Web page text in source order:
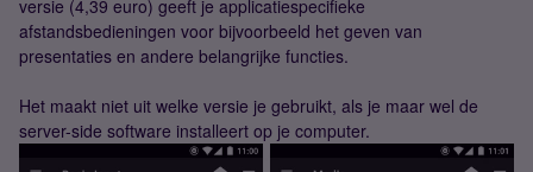
versie (4,39 euro) geeft je applicatiespecifieke
afstandsbedieningen voor bijvoorbeeld het geven van
presentaties en andere belangrijke functies.
Het maakt niet uit welke versie je gebruikt, als je maar wel de
server-side software installeert op je computer.